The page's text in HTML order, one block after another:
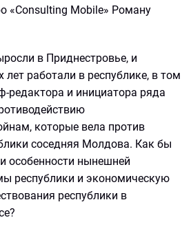
«Consulting Mobile» Роману
в Приднестровье, и
лет работали в республике, в том
редактора и инициатора ряда
которые вела против
соседняя Молдова. Как бы
особенности нынешней
республики и экономическую
республики в